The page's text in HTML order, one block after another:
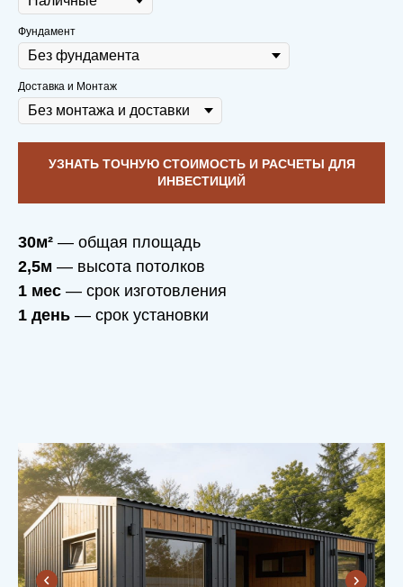
Фундамент
Доставка и Монтаж
УЗНАТЬ ТОЧНУЮ СТОИМОСТЬ И РАСЧЕТЫ ДЛЯ
ИНВЕСТИЦИЙ
30м² — общая площадь
2,5м — высота потолков
1 мес — срок изготовления
1 день — срок установки